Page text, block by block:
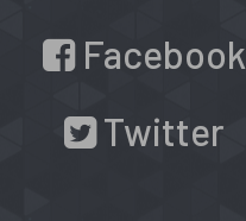
Facebook
Twitter